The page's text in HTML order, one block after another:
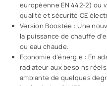
européenne EN 442-2) ou
qualité et sécurité CE
Version Boostée : Une
la puissance de chauffe
ou eau chaude.
Economie d’énergie : En
radiateur aux besoins
ambiante de quelques